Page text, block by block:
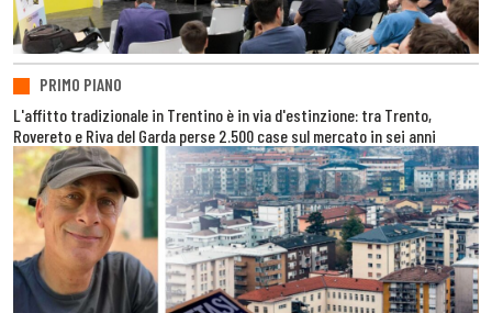
PRIMO PIANO
L'affitto tradizionale in Trentino è in via d'estinzione: tra Trento,
Rovereto e Riva del Garda perse 2.500 case sul mercato in sei anni